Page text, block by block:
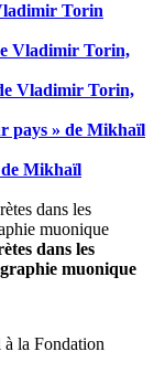
Torin
Vladimir Torin,
Vladimir Torin,
pays » de Mikhaïl
de Mikhaïl
dans les
muonique